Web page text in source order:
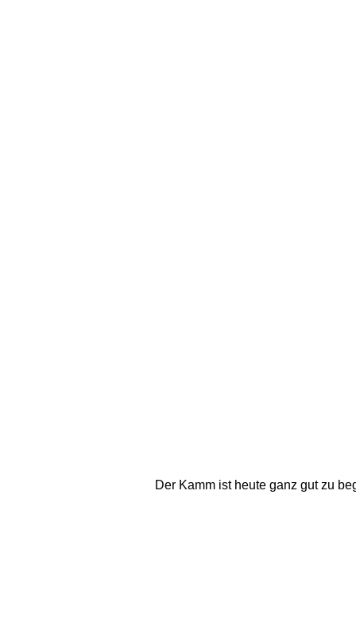
Der Kamm ist heute ganz gut zu